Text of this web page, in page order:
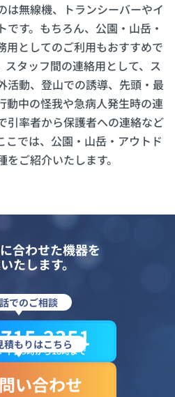
は無線機、トランシーバーやイ
す。もちろん、公園・山岳・
用としてのご利用もおすすめで
スタッフ間の連絡用として、ス
活動、登山での誘導、先頭・最
動中の怪我や急病人発生時の連
引率者から保護者への連絡など
こでは、公園・山岳・アウトド
ご紹介いたします。
合わせた機器を
たします。
でのご相談
2351
平日9時から18時まで
積もりはこちら
い合わせ